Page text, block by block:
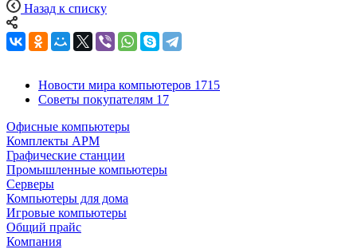
Назад к списку
Новости мира компьютеров 1715
Советы покупателям 17
Офисные компьютеры
Комплекты АРМ
Графические станции
Промышленные компьютеры
Серверы
Компьютеры для дома
Игровые компьютеры
Общий прайс
Компания